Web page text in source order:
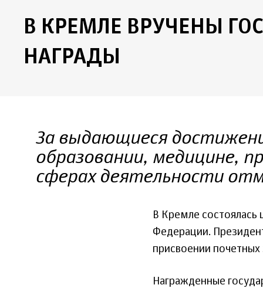
В КРЕМЛЕ ВРУЧЕНЫ
НАГРАДЫ
За выдающиеся
образовании, медицине,
сферах деятельности
В Кремле состоялась
Федерации.
присвоении
Награжденные